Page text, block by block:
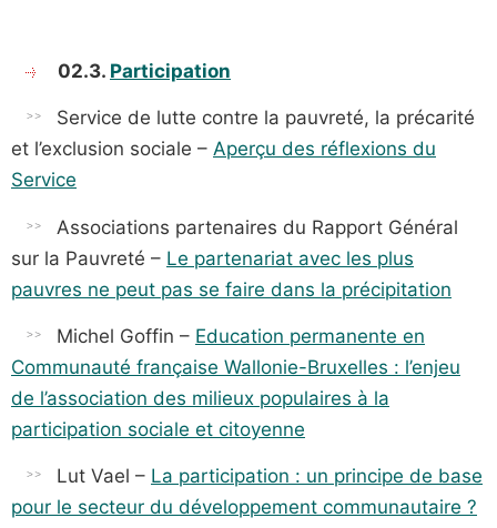
02.3. Participation
Service de lutte contre la pauvreté, la précarité
et l’exclusion sociale – Aperçu des réflexions du
Service
Associations partenaires du Rapport Général
sur la Pauvreté – Le partenariat avec les plus
pauvres ne peut pas se faire dans la précipitation
Michel Goffin – Education permanente en
Communauté française Wallonie-Bruxelles : l’enjeu
de l’association des milieux populaires à la
participation sociale et citoyenne
Lut Vael – La participation : un principe de base
pour le secteur du développement communautaire ?